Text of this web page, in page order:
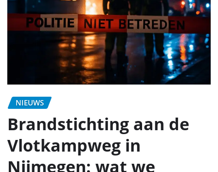
NIEUWS
Brandstichting aan de
Vlotkampweg in
Nijmegen: wat we